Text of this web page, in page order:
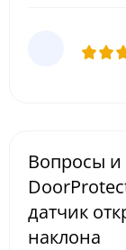
Вопросы и
датчик
наклона